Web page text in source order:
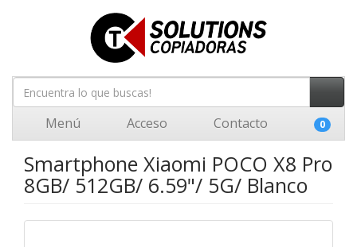
Menú Acceso Contacto 0
Smartphone Xiaomi POCO X8 Pro
8GB/ 512GB/ 6.59"/ 5G/ Blanco